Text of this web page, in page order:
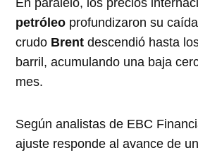
petróleo profundizaron su
crudo Brent descendió hasta
barril, acumulando una baja
mes.
Según analistas de EBC
ajuste responde al avance de